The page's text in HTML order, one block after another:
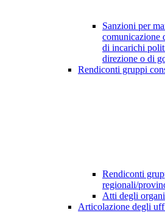
Sanzioni per
comunicazione
di incarichi
direzione o di
Rendiconti gruppi
Rendiconti
regionali/
Atti degli
Articolazione degli